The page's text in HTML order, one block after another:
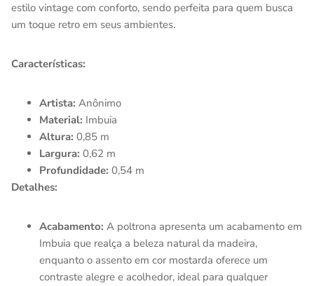
estilo vintage com conforto, sendo perfeita para quem busca
um toque retro em seus ambientes.
Características:
Artista: Anônimo
Material: Imbuia
Altura: 0,85 m
Largura: 0,62 m
Profundidade: 0,54 m
Detalhes:
Acabamento: A poltrona apresenta um acabamento em
Imbuia que realça a beleza natural da madeira,
enquanto o assento em cor mostarda oferece um
contraste alegre e acolhedor, ideal para qualquer